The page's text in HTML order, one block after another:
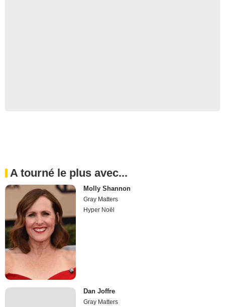
A tourné le plus avec...
Molly Shannon
Gray Matters
Hyper Noël
Dan Joffre
Gray Matters